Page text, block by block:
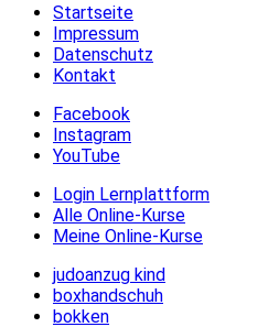
Startseite
Impressum
Datenschutz
Kontakt
Facebook
Instagram
YouTube
Login Lernplattform
Alle Online-Kurse
Meine Online-Kurse
judoanzug kind
boxhandschuh
bokken